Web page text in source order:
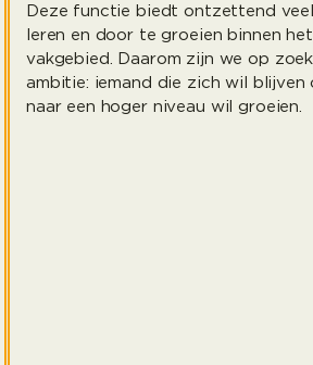
Deze functie biedt ontzettend
leren en door te groeien binnen
vakgebied. Daarom zijn we op
ambitie: iemand die zich wil blijven
naar een hoger niveau wil groeien.